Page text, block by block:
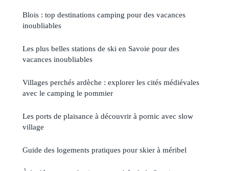
Blois : top destinations camping pour des vacances
inoubliables
Les plus belles stations de ski en Savoie pour des
vacances inoubliables
Villages perchés ardèche : explorer les cités médiévales
avec le camping le pommier
Les ports de plaisance à découvrir à pornic avec slow
village
Guide des logements pratiques pour skier à méribel